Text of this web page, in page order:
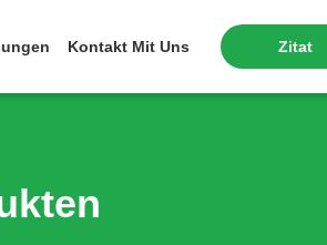
Kontakt Mit Uns Zitat